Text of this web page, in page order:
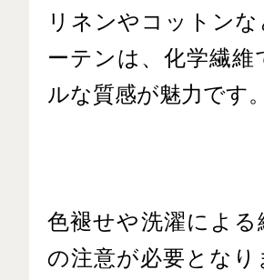
リネンやコットン
ーテンは、化学繊
ルな質感が魅力です。
色褪せや洗濯によ
の注意が必要とな